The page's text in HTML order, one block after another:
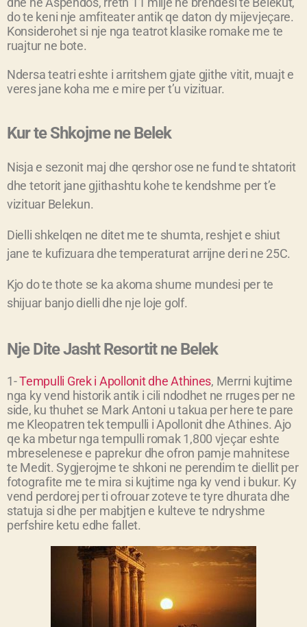
do te keni nje amfiteater antik qe daton dy mijevjeçare.
Konsiderohet si nje nga teatrot klasike romake me te
ruajtur ne bote.
Ndersa teatri eshte i arritshem gjate gjithe vitit, muajt e
veres jane koha me e mire per t’u vizituar.
Kur te Shkojme ne Belek
Nisja e sezonit maj dhe qershor ose ne fund te shtatorit
dhe tetorit jane gjithashtu kohe te kendshme per t’e
vizituar Belekun.
Dielli shkelqen ne ditet me te shumta, reshjet e shiut
jane te kufizuara dhe temperaturat arrijne deri ne 25C.
Kjo do te thote se ka akoma shume mundesi per te
shijuar banjo dielli dhe nje loje golf.
Nje Dite Jasht Resortit ne Belek
1-Tempulli Grek i Apollonit dhe Athines, Merrni kujtime
nga ky vend historik antik i cili ndodhet ne rruges per ne
side, ku thuhet se Mark Antoni u takua per here te pare
me Kleopatren tek tempulli i Apollonit dhe Athines. Ajo
qe ka mbetur nga tempulli romak 1,800 vjeçar eshte
mbreselenese e paprekur dhe ofron pamje mahnitese
te Medit. Sygjerojme te shkoni ne perendim te diellit per
fotografite me te mira si kujtime nga ky vend i bukur. Ky
vend perdorej per ti ofrouar zoteve te tyre dhurata dhe
statuja si dhe per mabjtjen e kulteve te ndryshme
perfshire ketu edhe fallet.